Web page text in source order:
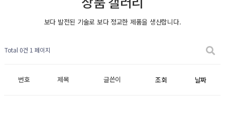
보다 발전된 기술로 보다 정교한 제품을 생산합니다.
Total 0건 1 페이지
번호 제목 글쓴이 조회 날짜